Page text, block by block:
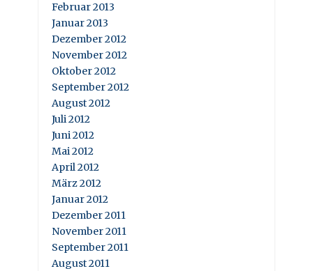
Februar 2013
Januar 2013
Dezember 2012
November 2012
Oktober 2012
September 2012
August 2012
Juli 2012
Juni 2012
Mai 2012
April 2012
März 2012
Januar 2012
Dezember 2011
November 2011
September 2011
August 2011